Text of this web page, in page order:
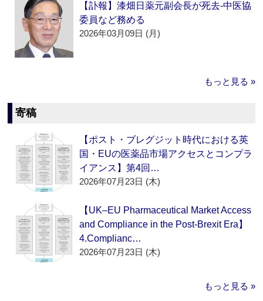
【訃報】漆畑日薬元副会長が死去‐中医協
委員など務める
2026年03月09日 (月)
もっと見る »
寄稿
【ポスト・ブレグジット時代における英
国・EUの医薬品市場アクセスとコンプラ
イアンス】第4回…
2026年07月23日 (木)
【UK–EU Pharmaceutical Market Access
and Compliance in the Post-Brexit Era】
4.Complianc…
2026年07月23日 (木)
もっと見る »